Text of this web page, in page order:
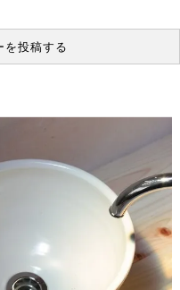
を投稿する